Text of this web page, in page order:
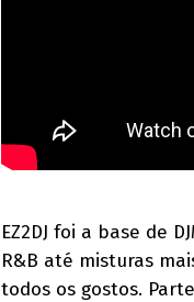
EZ2DJ foi a base de
R&B até misturas
todos os gostos.